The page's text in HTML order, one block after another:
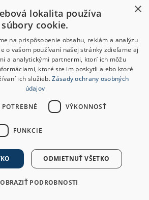
×
lokalita používa
súbory cookie.
na prispôsobenie obsahu, reklám a analýzu
o vašom používaní našej stránky zdieľame aj
a analytickými partnermi, ktorí ich môžu
ktoré ste im poskytli alebo ktoré
ich služieb.Zásady ochrany osobných
údajov
VÝKONNOSŤ
FUNKCIE
ODMIETNUŤ VŠETKO
PODROBNOSTI